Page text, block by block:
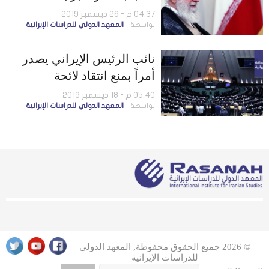
الجنائية الدولية.. ومطهري:
المرشد يعارض استجواب وزير
04:37 م - 26 ديسمبر 2019
بواسطة المعهد الدولي للدراسات الإيرانية
نائب الرئيس الإيراني يصدر
أمراً بمنع انتقاد لائحة
الموازنة.. ونوّاب بالبرلمان:
هناك شُبهات في قتل
05:40 م - 18 ديسمبر 2019
بواسطة المعهد الدولي للدراسات الإيرانية
© 2026 جميع الحقوق محفوظة, المعهد الدولي
للدراسات الإيرانية